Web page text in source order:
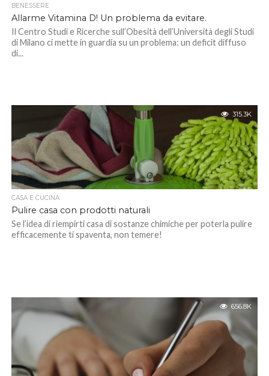
BENESSERE
Allarme Vitamina D! Un problema da evitare.
Il Centro Studi e Ricerche sull’Obesità dell’Università degli Studi
di Milano ci mette in guardia su un problema: un deficit diffuso
di...
315.3K
CASA E CUCINA
Pulire casa con prodotti naturali
Se l’idea di riempirti casa di sostanze chimiche per poterla pulire
efficacemente ti spaventa, non temere!
656.8K